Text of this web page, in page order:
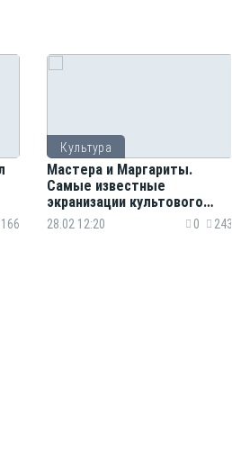
166
Культура
Мастера и Маргариты.
Самые известные
экранизации культового
романа Михаила Булгакова
28.02 12:20 0 243